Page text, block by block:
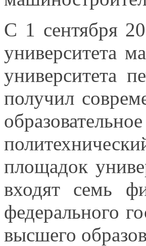
С 1 сентября
университета
университета
получил
площадок
входят семь
федерального
высшего